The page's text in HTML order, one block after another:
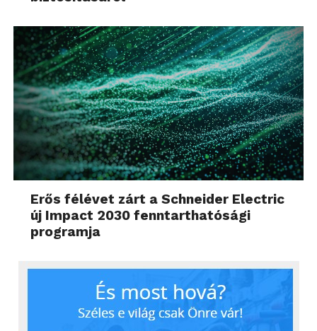
Erős félévet zárt a Schneider Electric
új Impact 2030 fenntarthatósági
programja